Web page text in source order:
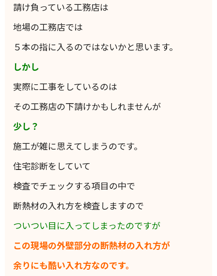
請け負っている工務店は
地場の工務店では
５本の指に入るのではないかと思います。
しかし
実際に工事をしているのは
その工務店の下請けかもしれませんが
少し？
施工が雑に思えてしまうのです。
住宅診断をしていて
検査でチェックする項目の中で
断熱材の入れ方を検査しますので
ついつい目に入ってしまったのですが
この現場の外壁部分の断熱材の入れ方が
余りにも酷い入れ方なのです。